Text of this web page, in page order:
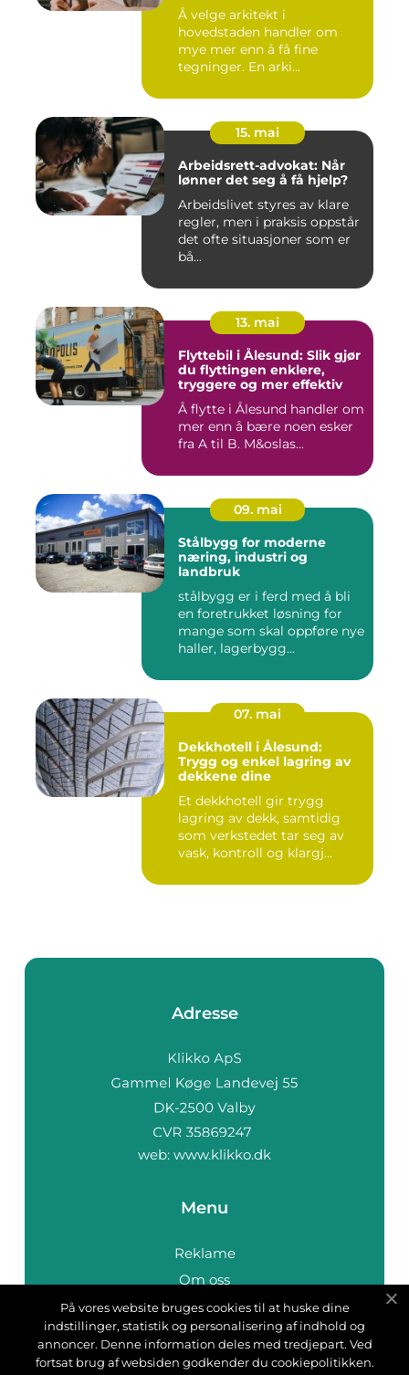
Å velge arkitekt i
hovedstaden handler om
mye mer enn å få fine
tegninger. En arki...
15. mai
Arbeidsrett-advokat: Når
lønner det seg å få hjelp?
Arbeidslivet styres av klare
regler, men i praksis oppstår
det ofte situasjoner som er
bå...
13. mai
Flyttebil i Ålesund: Slik gjør
du flyttingen enklere,
tryggere og mer effektiv
Å flytte i Ålesund handler om
mer enn å bære noen esker
fra A til B. M&oslas...
09. mai
Stålbygg for moderne
næring, industri og
landbruk
stålbygg er i ferd med å bli
en foretrukket løsning for
mange som skal oppføre nye
haller, lagerbygg...
07. mai
Dekkhotell i Ålesund:
Trygg og enkel lagring av
dekkene dine
Et dekkhotell gir trygg
lagring av dekk, samtidig
som verkstedet tar seg av
vask, kontroll og klargj...
Adresse
web: www.klikko.dk
Menu
Reklame
Om oss
Cookies
Kontakt Oss
Sitemap
På vores website bruges cookies til at huske dine
indstillinger, statistik og personalisering af indhold og
annoncer. Denne information deles med tredjepart. Ved
fortsat brug af websiden godkender du cookiepolitikken.